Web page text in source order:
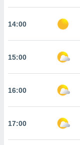
la
ya sean
en
perfil
14:00
15:00
16:00
17:00